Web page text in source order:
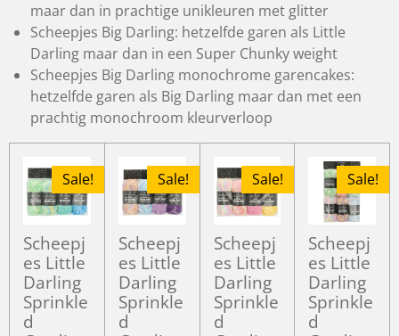
maar dan in prachtige unikleuren met glitter
Scheepjes Big Darling: hetzelfde garen als Little
Darling maar dan in een Super Chunky weight
Scheepjes Big Darling monochrome garencakes:
hetzelfde garen als Big Darling maar dan met een
prachtig monochroom kleurverloop
Sale!
Scheepj
es Little
Darling
Sprinkle
d
Sale!
Scheepj
es Little
Darling
Sprinkle
d
Sale!
Scheepj
es Little
Darling
Sprinkle
d
Sale!
Scheepj
es Little
Darling
Sprinkle
d